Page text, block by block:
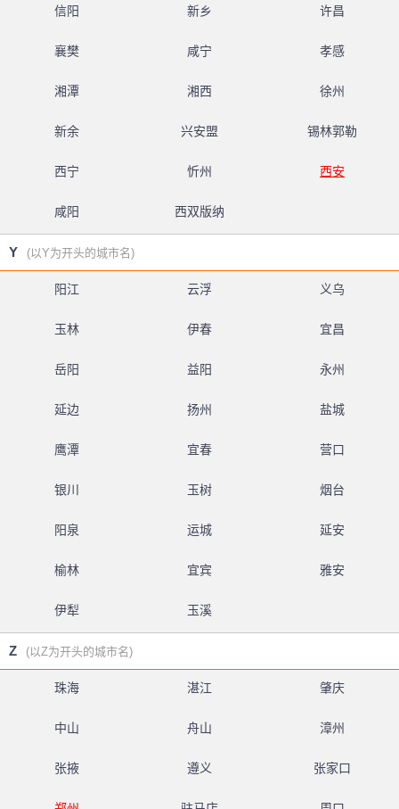
信阳 新乡 许昌
襄樊 咸宁 孝感
湘潭 湘西 徐州
新余 兴安盟 锡林郭勒
西宁 忻州 西安
咸阳 西双版纳
Y (以Y为开头的城市名)
阳江 云浮 义乌
玉林 伊春 宜昌
岳阳 益阳 永州
延边 扬州 盐城
鹰潭 宜春 营口
银川 玉树 烟台
阳泉 运城 延安
榆林 宜宾 雅安
伊犁 玉溪
Z (以Z为开头的城市名)
珠海 湛江 肇庆
中山 舟山 漳州
张掖 遵义 张家口